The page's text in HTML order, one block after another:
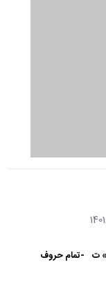
» ت -تمام حروف